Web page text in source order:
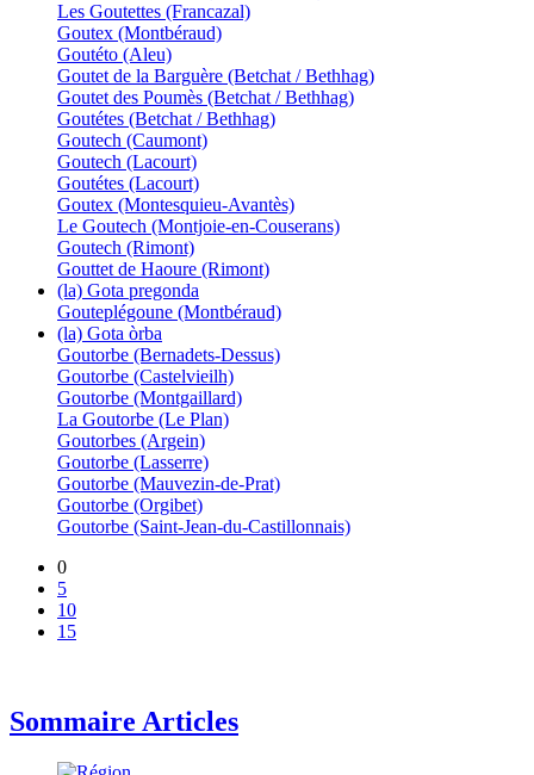
Les Goutettes (Francazal)
Goutex (Montbéraud)
Goutéto (Aleu)
Goutet de la Barguère (Betchat / Bethhag)
Goutet des Poumès (Betchat / Bethhag)
Goutétes (Betchat / Bethhag)
Goutech (Caumont)
Goutech (Lacourt)
Goutétes (Lacourt)
Goutex (Montesquieu-Avantès)
Le Goutech (Montjoie-en-Couserans)
Goutech (Rimont)
Gouttet de Haoure (Rimont)
(la) Gota pregonda
Gouteplégoune (Montbéraud)
(la) Gota òrba
Goutorbe (Bernadets-Dessus)
Goutorbe (Castelvieilh)
Goutorbe (Montgaillard)
La Goutorbe (Le Plan)
Goutorbes (Argein)
Goutorbe (Lasserre)
Goutorbe (Mauvezin-de-Prat)
Goutorbe (Orgibet)
Goutorbe (Saint-Jean-du-Castillonnais)
0
5
10
15
Sommaire Articles